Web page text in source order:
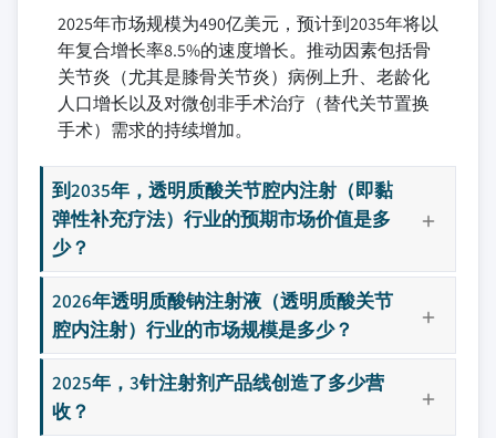
2025年市场规模为490亿美元，预计到2035年将以
年复合增长率8.5%的速度增长。推动因素包括骨
关节炎（尤其是膝骨关节炎）病例上升、老龄化
人口增长以及对微创非手术治疗（替代关节置换
手术）需求的持续增加。
到2035年，透明质酸关节腔内注射（即黏
弹性补充疗法）行业的预期市场价值是多
少？
2026年透明质酸钠注射液（透明质酸关节
腔内注射）行业的市场规模是多少？
2025年，3针注射剂产品线创造了多少营
收？